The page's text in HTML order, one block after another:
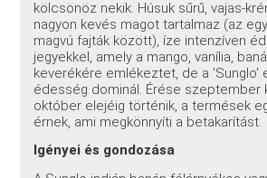
kölcsönöz nekik. Húsuk sűrű, vajas-
nagyon kevés magot tartalmaz (az
magvú fajták között), íze intenzíven
jegyekkel, amely a mango, vanília,
keverékére emlékeztet, de a 'Sunglo'
édesség dominál. Érése szeptember
október elejéig történik, a termések
érnek, ami megkönnyíti a betakarítást.
Igényei és gondozása